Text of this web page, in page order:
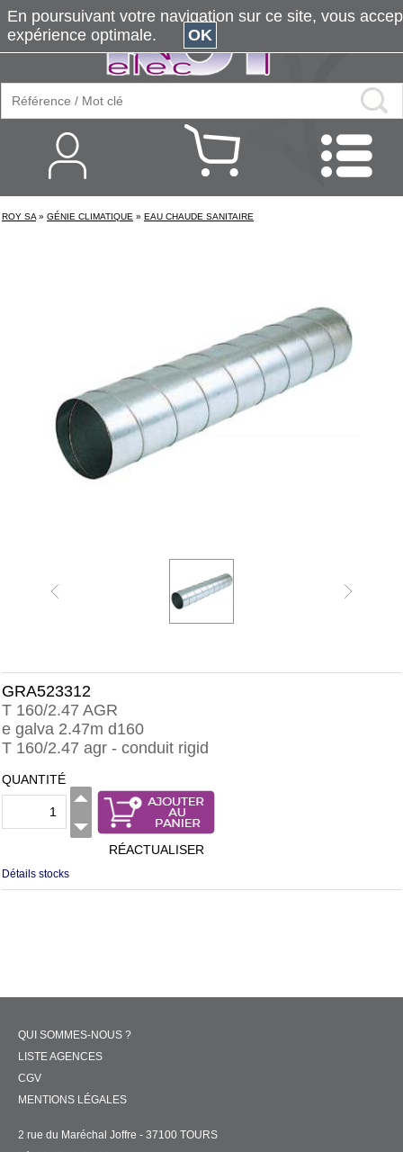
ROY SA » GÉNIE CLIMATIQUE » EAU CHAUDE SANITAIRE
GRA523312
T 160/2.47 AGR
e galva 2.47m d160
T 160/2.47 agr - conduit rigid
QUANTITÉ
RÉACTUALISER
Détails stocks
QUI SOMMES-NOUS ?
LISTE AGENCES
CGV
MENTIONS LÉGALES
2 rue du Maréchal Joffre - 37100 TOURS
En poursuivant votre navigation sur ce site, vous
expérience optimale.
OK